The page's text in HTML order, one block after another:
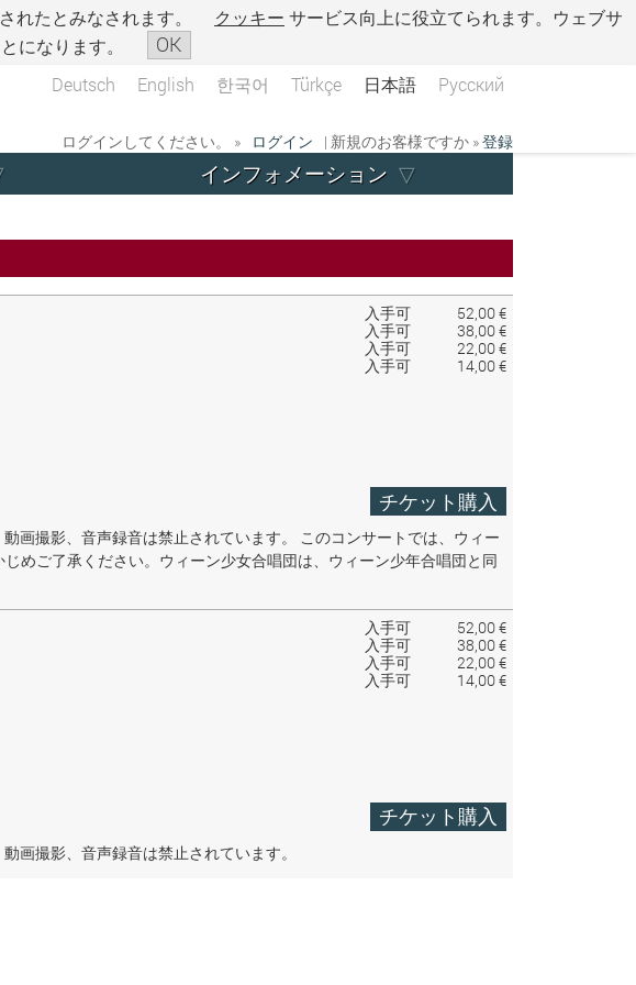
れたとみなされます。 クッキー サービス向上に役立てられます。ウェブサ
になります。
OK
Deutsch English 한국어 Türkçe 日本語 Русский
ログインしてください。 » ログイン | 新規のお客様ですか »登録
インフォメーション
入手可
52,00 €
入手可
38,00 €
入手可
22,00 €
入手可
14,00 €
チケット購入
画撮影、音声録音は禁止されています。 このコンサートでは、ウィー
めご了承ください。ウィーン少女合唱団は、ウィーン少年合唱団と同
入手可
52,00 €
入手可
38,00 €
入手可
22,00 €
入手可
14,00 €
チケット購入
画撮影、音声録音は禁止されています。